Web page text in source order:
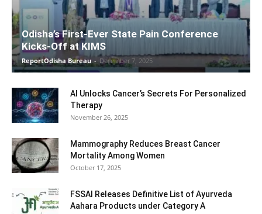
Odisha’s First-Ever State Pain Conference
Kicks-Off at KIMS
ReportOdisha Bureau - December 7, 2025
AI Unlocks Cancer’s Secrets For Personalized
Therapy
November 26, 2025
Mammography Reduces Breast Cancer
Mortality Among Women
October 17, 2025
FSSAI Releases Definitive List of Ayurveda
Aahara Products under Category A